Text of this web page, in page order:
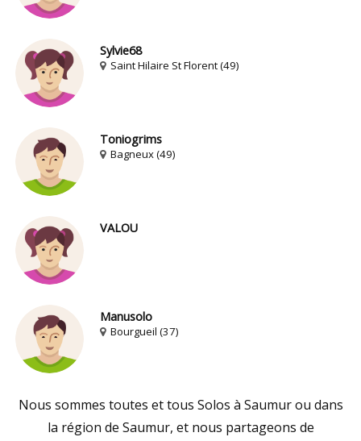
Sylvie68
Saint Hilaire St Florent (49)
Toniogrims
Bagneux (49)
VALOU
Manusolo
Bourgueil (37)
Nous sommes toutes et tous Solos à Saumur ou dans
la région de Saumur, et nous partageons de